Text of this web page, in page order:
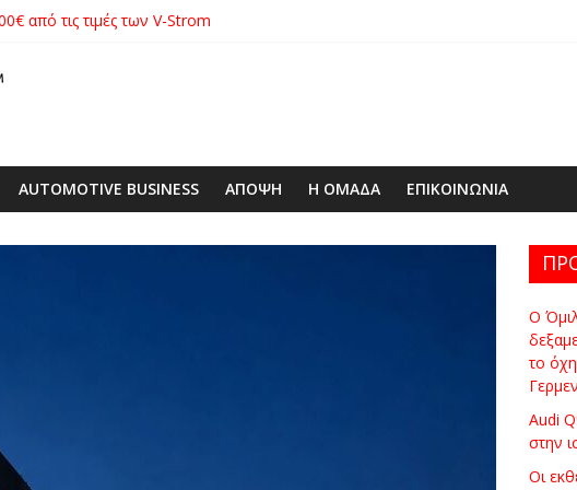
από τις τιμές των V-Strom
SUV στην ιστορία της μάρκας
ΕΠΕ αποκτούν νέα εταιρική ταυτότητα
ειδική επετειακή τιμή
AUTOMOTIVE BUSINESS ΑΠΟΨΗ Η ΟΜΑΔΑ ΕΠΙΚΟΙΝΩΝΙΑ
Ο
το
Audi
στην
Οι